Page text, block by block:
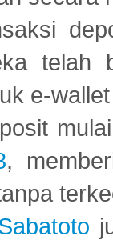
telah
e-
,